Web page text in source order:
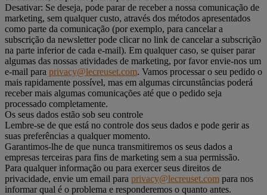
Desativar: Se deseja, pode parar de receber a nossa comunicação de
marketing, sem qualquer custo, através dos métodos apresentados
como parte da comunicação (por exemplo, para cancelar a
subscrição da newsletter pode clicar no link de cancelar a subscrição
na parte inferior de cada e-mail). Em qualquer caso, se quiser parar
algumas das nossas atividades de marketing, por favor envie-nos um
e-mail para privacy@lecreuset.com. Vamos processar o seu pedido o
mais rapidamente possível, mas em algumas circunstâncias poderá
receber mais algumas comunicações até que o pedido seja
processado completamente.
Os seus dados estão sob seu controle
Lembre-se de que está no controle dos seus dados e pode gerir as
suas preferências a qualquer momento.
Garantimos-lhe de que nunca transmitiremos os seus dados a
empresas terceiras para fins de marketing sem a sua permissão.
Para qualquer informação ou para exercer seus direitos de
privacidade, envie um email para privacy@lecreuset.com para nos
informar qual é o problema e responderemos o quanto antes.